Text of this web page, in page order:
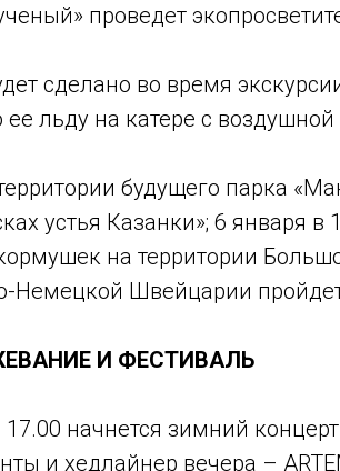
проведет
сделано во время
льду на катере с
будущего парка
устья Казанки»; 6 января
на территории
Немецкой Швейцарии
И ФЕСТИВАЛЬ
начнется зимний
и хедлайнер вечера –